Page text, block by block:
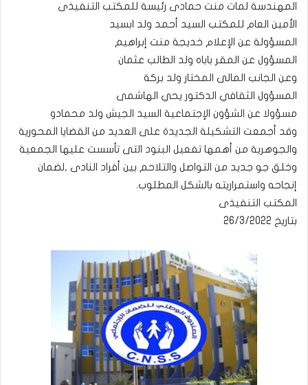
المهندسة لمات منت حمادى رئيسة للمكتب التنفيذى
الأمين العام للمكتب السيد أحمد ولد ابسيد
المسؤولة عن الإعلام خديجة منت إبراهيم
المسؤول عن المقر باباه ولد الطالب عثمان
وعن الجانب المالى المختار ولد بركة
المسؤول الثقافي الدكتور يحي الهاشمى
مسؤولا عن الشؤون الإجتماعية السيد الجيش ولد محمادو
وقد أجمعت التشكيلة الجديدة على العديد من القضايا المحورية
والجوهرية من أهمها تفعيل البنود التى تأسست عليها الجمعية
وخلق جو جديد من التواصل والتلاحم بين أفراد النادى ,لضمان
إنجاحه واستمراريته بالشكل المطلوب.
المكتب التنفيذى
بتاريخ 26/3/2022